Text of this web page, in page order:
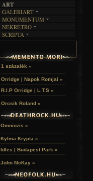
ART
GALERIART
ARTGALERI
KÉPREGÉNYEK
LAKÁSKULTS
MONUMENTUM
TEMETŐK
TEMPLOMOK
HELYEK
NEKRETRO
SZUBKULT
RELIKVIÁK
SCRIPTA
NOVELLÁK
HALÁLTÁNC
1 százalék »
Orridge | Napok Romjai »
R.I.P Orridge | L.T.S »
Orcsik Roland »
Omniozis »
Kylmä Krypta »
Idles | Budapest Park »
John McKay »